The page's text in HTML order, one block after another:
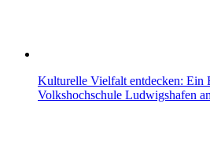
Kulturelle Vielfalt entdecken: Ein
Volkshochschule Ludwigshafen